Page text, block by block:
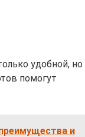
удобной, но
помогут
и